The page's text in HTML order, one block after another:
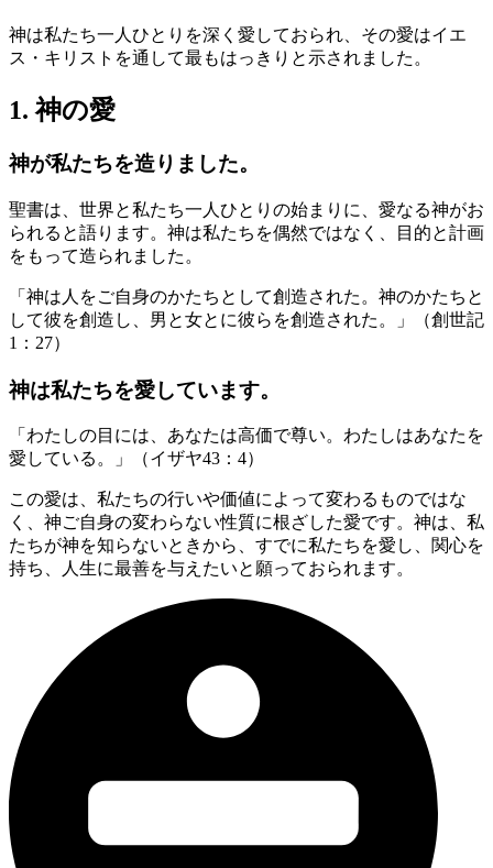
神は私たち一人ひとりを深く愛しておられ、その愛はイエ
ス・キリストを通して最もはっきりと示されました。
1. 神の愛
神が私たちを造りました。
聖書は、世界と私たち一人ひとりの始まりに、愛なる神がお
られると語ります。神は私たちを偶然ではなく、目的と計画
をもって造られました。
「神は人をご自身のかたちとして創造された。神のかたちと
して彼を創造し、男と女とに彼らを創造された。」（創世記
1：27）
神は私たちを愛しています。
「わたしの目には、あなたは高価で尊い。わたしはあなたを
愛している。」（イザヤ43：4）
この愛は、私たちの行いや価値によって変わるものではな
く、神ご自身の変わらない性質に根ざした愛です。神は、私
たちが神を知らないときから、すでに私たちを愛し、関心を
持ち、人生に最善を与えたいと願っておられます。